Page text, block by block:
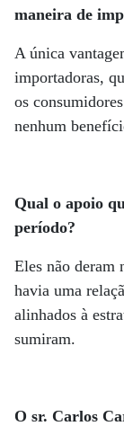
maneira de
A única
importadoras,
os
nenhum
Qual o apoio
período?
Eles não deram
havia uma
alinhados à
sumiram.
O sr. Carlos